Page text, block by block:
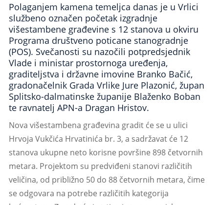
Polaganjem kamena temeljca danas je u Vrlici
službeno označen početak izgradnje
višestambene građevine s 12 stanova u okviru
Programa društveno poticane stanogradnje
(POS). Svečanosti su nazočili potpredsjednik
Vlade i ministar prostornoga uređenja,
graditeljstva i državne imovine Branko Bačić,
gradonačelnik Grada Vrlike Jure Plazonić, župan
Splitsko-dalmatinske županije Blaženko Boban
te ravnatelj APN-a Dragan Hristov.
Nova višestambena građevina gradit će se u ulici
Hrvoja Vukčića Hrvatinića br. 3, a sadržavat će 12
stanova ukupne neto korisne površine 898 četvornih
metara. Projektom su predviđeni stanovi različitih
veličina, od približno 50 do 88 četvornih metara, čime
se odgovara na potrebe različitih kategorija